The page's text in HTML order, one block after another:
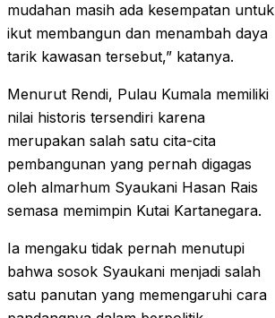
mudahan masih ada kesempatan untuk
ikut membangun dan menambah daya
tarik kawasan tersebut,” katanya.
Menurut Rendi, Pulau Kumala memiliki
nilai historis tersendiri karena
merupakan salah satu cita-cita
pembangunan yang pernah digagas
oleh almarhum Syaukani Hasan Rais
semasa memimpin Kutai Kartanegara.
Ia mengaku tidak pernah menutupi
bahwa sosok Syaukani menjadi salah
satu panutan yang memengaruhi cara